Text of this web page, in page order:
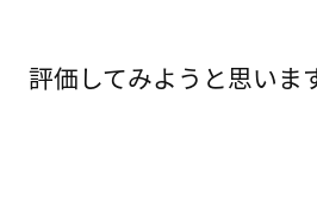
評価してみようと思います